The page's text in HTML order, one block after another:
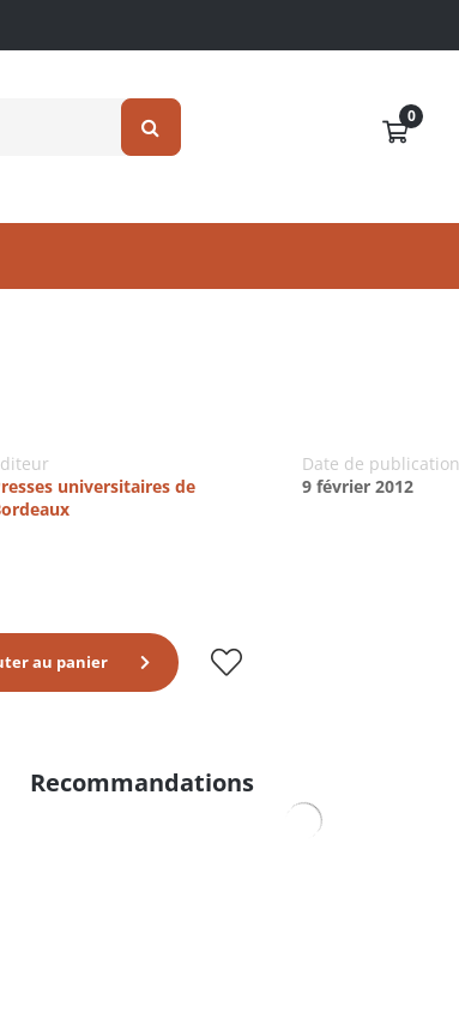
0
universitaires de
Date de publication
9 février 2012
au panier
Recommandations